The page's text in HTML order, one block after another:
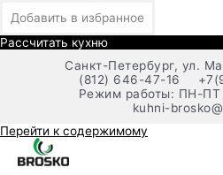
Добавить в избранное
Рассчитать кухню
Санкт-Петербург, ул.
(812) 646-47-16
Режим работы: ПН-
kuhni-
Перейти к содержимому